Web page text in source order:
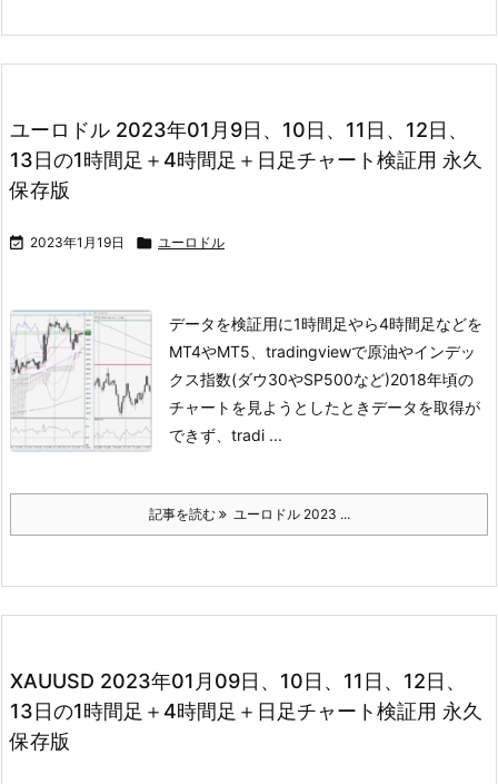
ユーロドル 2023年01月9日、10日、11日、12日、
13日の1時間足＋4時間足＋日足チャート検証用 永久
保存版
 2023年1月19日  ユーロドル
データを検証用に1時間足やら4時間足などを
MT4やMT5、tradingviewで原油やインデッ
クス指数(ダウ30やSP500など)2018年頃の
チャートを見ようとしたときデータを取得が
できず、 tradi ...
記事を読む ユーロドル 2023 ...
XAUUSD 2023年01月09日、10日、11日、12日、
13日の1時間足＋4時間足＋日足チャート検証用 永久
保存版